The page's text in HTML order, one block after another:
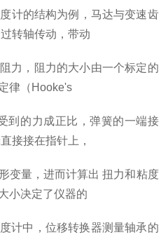
的结构为例，马达与变速齿
转轴传动，带动
力，阻力的大小由一个标定的
律（ Hooke's
到的力成正比，弹簧的一端接
接接在指针上，
变量，进而计算出 扭力和粘度
小决定了仪器的
计中，位移转换器测量轴承的